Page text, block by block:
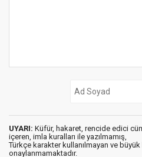
UYARI: Küfür, hakaret, rencide edici
içeren, imla kuralları ile yazılmamış,
Türkçe karakter kullanılmayan ve
onaylanmamaktadır.